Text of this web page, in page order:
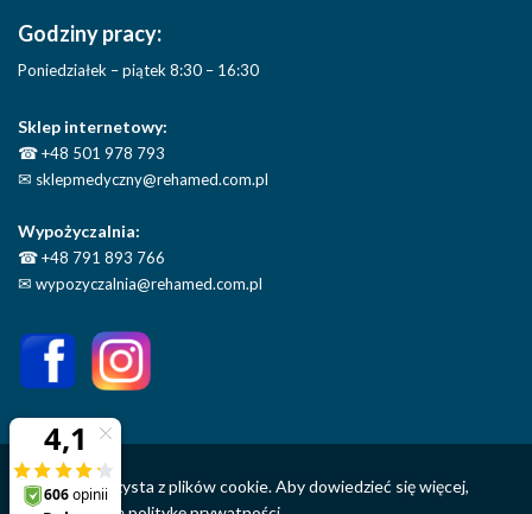
Godziny pracy:
Poniedziałek – piątek 8:30 – 16:30
Sklep internetowy:
☎+48 501 978 793
✉ sklepmedyczny@rehamed.com.pl
Wypożyczalnia:
☎+48 791 893 766
✉ wypozyczalnia@rehamed.com.pl
Ta strona korzysta z plików cookie. Aby dowiedzieć się więcej,